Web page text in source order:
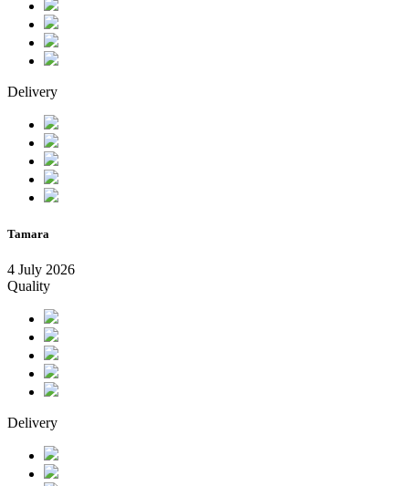
Delivery
Tamara
4 July 2026
Quality
Delivery